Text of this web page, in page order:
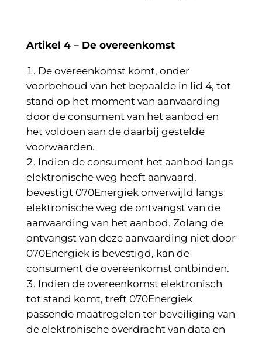
Artikel 4 – De overeenkomst
De overeenkomst komt, onder
voorbehoud van het bepaalde in lid 4, tot
stand op het moment van aanvaarding
door de consument van het aanbod en
het voldoen aan de daarbij gestelde
voorwaarden.
Indien de consument het aanbod langs
elektronische weg heeft aanvaard,
bevestigt 070Energiek onverwijld langs
elektronische weg de ontvangst van de
aanvaarding van het aanbod. Zolang de
ontvangst van deze aanvaarding niet door
070Energiek is bevestigd, kan de
consument de overeenkomst ontbinden.
Indien de overeenkomst elektronisch
tot stand komt, treft 070Energiek
passende maatregelen ter beveiliging van
de elektronische overdracht van data en